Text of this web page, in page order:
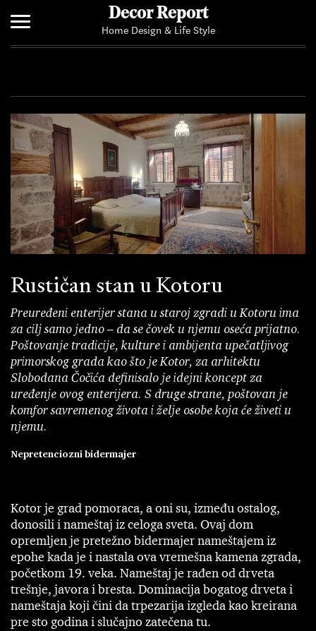
Decor Report
Home Design & Life Style
Rustičan stan u Kotoru
Preuređeni enterijer stana u staroj zgradi u Kotoru ima
za cilj samo jedno – da se čovek u njemu oseća prijatno.
Poštovanje tradicije, kulture i ambijenta upečatljivog
primorskog grada kao što je Kotor, za arhitektu
Slobodana Čočića definisalo je idejni koncept za
uređenje ovog enterijera. S druge strane, poštovan je
komfor savremenog života i želje osobe koja će živeti u
njemu.
Nepretenciozni bidermajer
Kotor je grad pomoraca, a oni su, između ostalog,
donosili i nameštaj iz celoga sveta. Ovaj dom
opremljen je pretežno bidermajer nameštajem iz
epohe kada je i nastala ova vremešna kamena zgrada,
početkom 19. veka. Nameštaj je rađen od drveta
trešnje, javora i bresta. Dominacija bogatog drveta i
nameštaja koji čini da trpezarija izgleda kao kreirana
pre sto godina i slučajno zatečena tu.